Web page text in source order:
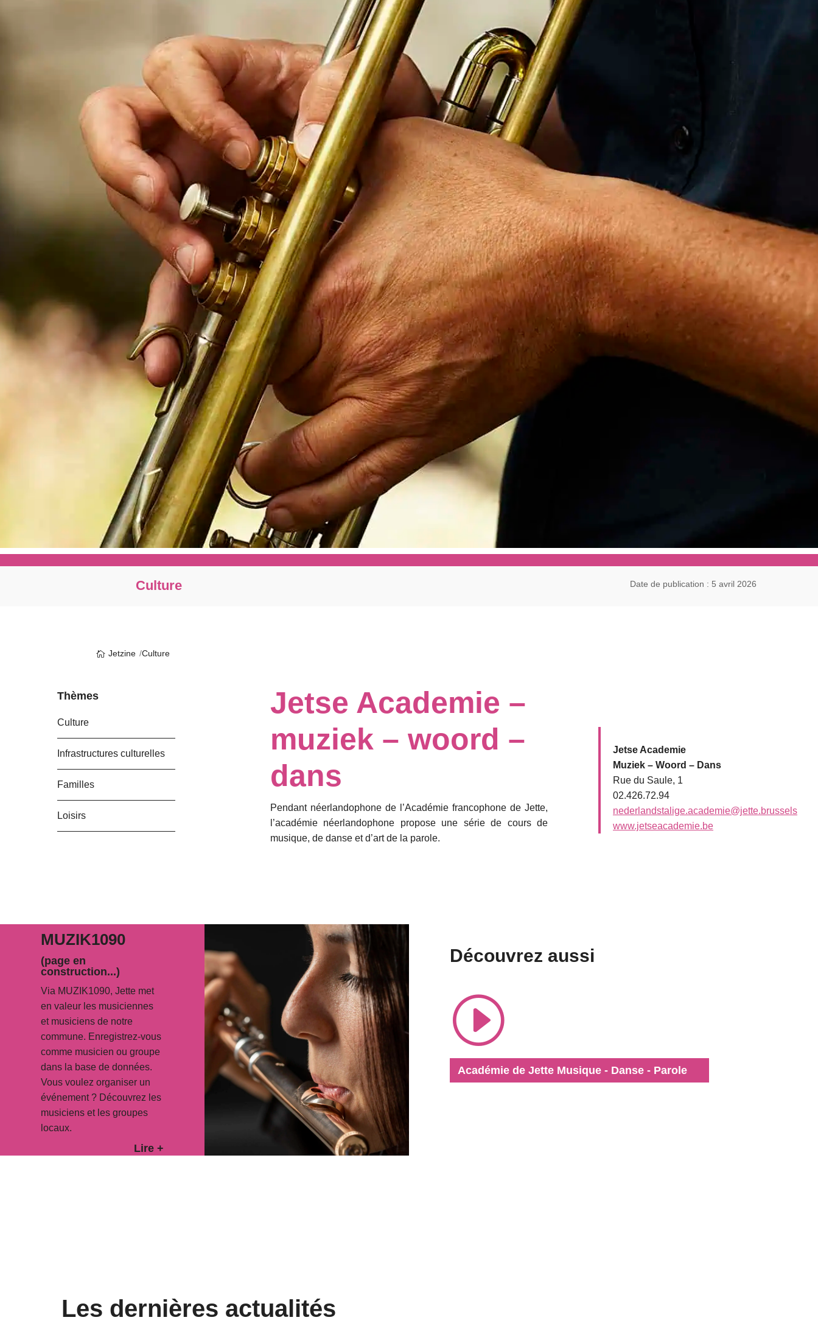
Culture Date de publication : 5 avril 2026
Jetzine Culture
Thèmes
Culture
Infrastructures culturelles
Familles
Loisirs
Jetse Academie –
muziek – woord –
dans
Pendant néerlandophone de l’Académie francophone de Jette,
l’académie néerlandophone propose une série de cours de
musique, de danse et d’art de la parole.
Jetse Academie
Muziek – Woord – Dans
Rue du Saule, 1
02.426.72.94
nederlandstalige.academie@jette.brussels
www.jetseacademie.be
MUZIK1090
(page en
construction...)
Via MUZIK1090, Jette met
en valeur les musiciennes
et musiciens de notre
commune. Enregistrez-vous
comme musicien ou groupe
dans la base de données.
Vous voulez organiser un
événement ? Découvrez les
musiciens et les groupes
locaux.
Lire +
Découvrez aussi
I
Académie de Jette Musique - Danse - Parole
Les dernières actualités